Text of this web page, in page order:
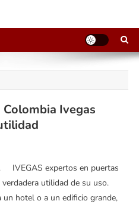
Ivegas
IVEGAS expertos en puertas
utilidad de su uso.
hotel o a un edificio grande,